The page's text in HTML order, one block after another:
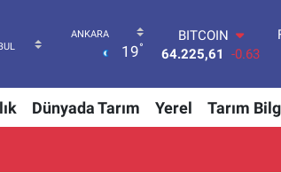
19°
BITCOIN
64.225,61
-0.63
47,6704 0
EURO
55,0406 -0.08
Dünyada Tarım Yerel Tarım